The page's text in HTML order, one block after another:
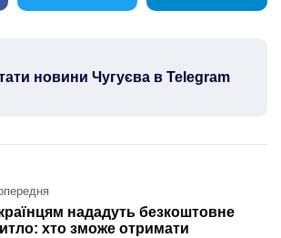
новини Чугуєва в Telegram
нададуть безкоштовне
хто зможе отримати